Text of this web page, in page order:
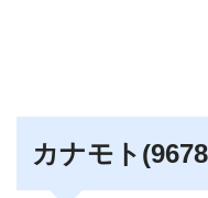
カナモト